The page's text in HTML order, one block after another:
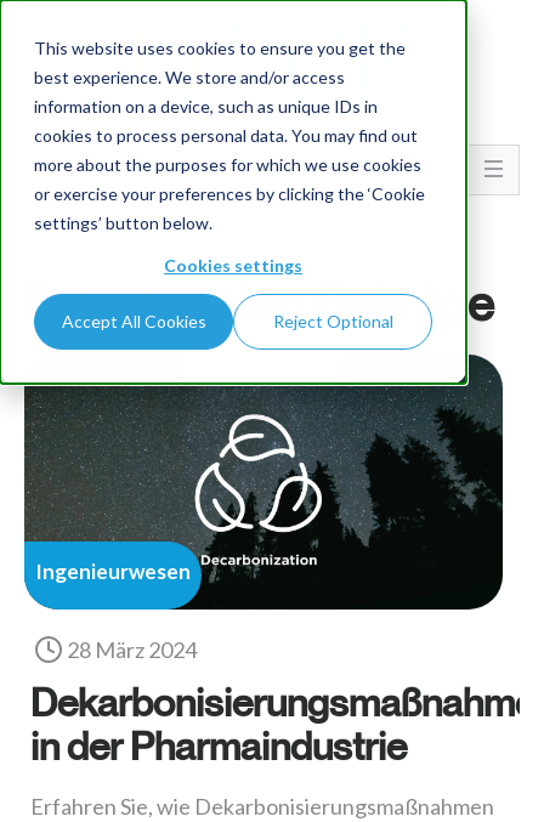
This website uses cookies to ensure you get the
best experience. We store and/or access
information on a device, such as unique IDs in
cookies to process personal data. You may find out
more about the purposes for which we use cookies
or exercise your preferences by clicking the ‘Cookie
settings’ button below.
Cookies settings
Accept All Cookies Reject Optional
Go To...
Die neuesten Beiträge
Ingenieurwesen
28 März 2024
in der Pharmaindustrie
Erfahren Sie, wie Dekarbonisierungsmaßnahmen